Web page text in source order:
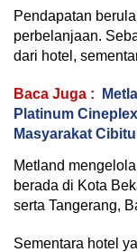
Pendapatan
perbelanjaan.
dari hotel,
Baca Juga :
Platinum
Masyarakat
Metland
berada di Kota
serta Tangerang,
Sementara hotel